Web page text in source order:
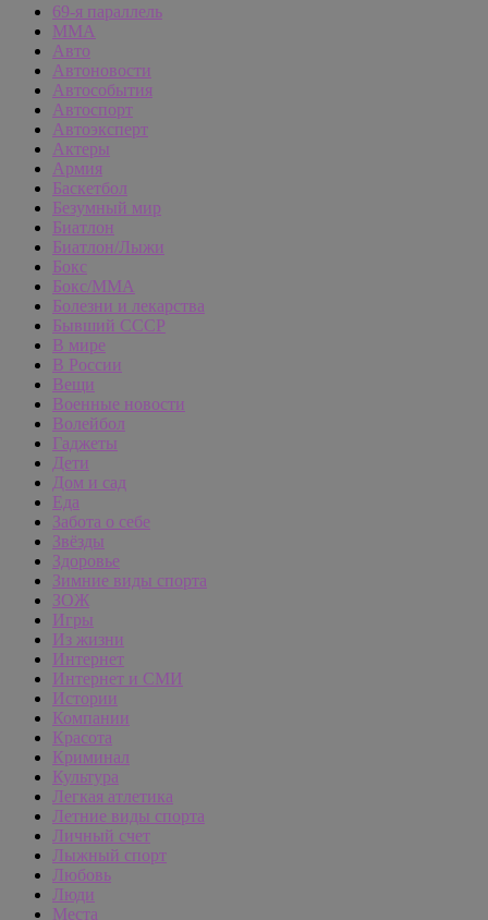
69-я параллель
MMA
Авто
Автоновости
Автособытия
Автоспорт
Автоэксперт
Актеры
Армия
Баскетбол
Безумный мир
Биатлон
Биатлон/Лыжи
Бокс
Бокс/MMA
Болезни и лекарства
Бывший СССР
В мире
В России
Вещи
Военные новости
Волейбол
Гаджеты
Дети
Дом и сад
Еда
Забота о себе
Звёзды
Здоровье
Зимние виды спорта
ЗОЖ
Игры
Из жизни
Интернет
Интернет и СМИ
Истории
Компании
Красота
Криминал
Культура
Легкая атлетика
Летние виды спорта
Личный счет
Лыжный спорт
Любовь
Люди
Места